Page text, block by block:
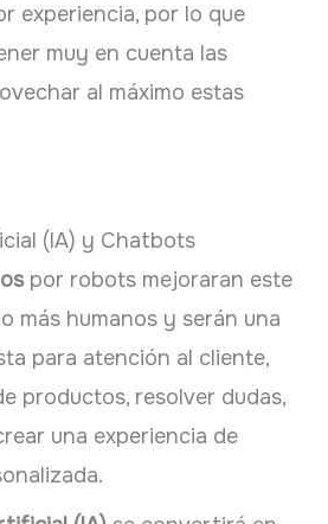
experiencia, por lo que
muy en cuenta las
al máximo estas
(IA) y Chatbots
por robots mejoraran este
más humanos y serán una
para atención al cliente,
productos, resolver dudas,
una experiencia de